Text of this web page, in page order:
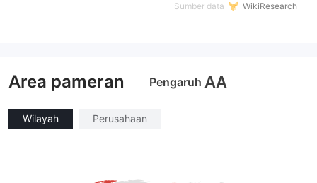
Sumber data WikiResearch
Area pameran Pengaruh AA
Wilayah Perusahaan